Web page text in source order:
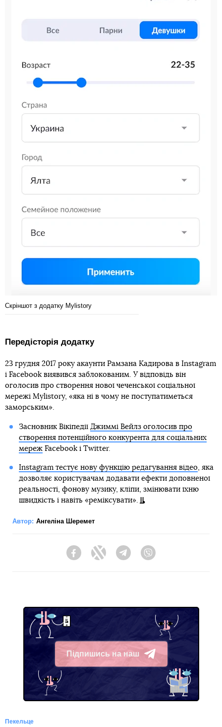
Скріншот з додатку Mylistory
Передісторія додатку
23 грудня 2017 року акаунти Рамзана Кадирова в Instagram
і Facebook виявився заблокованим. У відповідь він
оголосив про створення нової чеченської соціальної
мережі Mylistory, «яка ні в чому не поступатиметься
заморським».
Засновник Вікіпедії Джиммі Вейлз оголосив про
створення потенційного конкурента для соціальних
мережFacebook і Twitter.
Instagram тестує нову функцію редагування відео, яка
дозволяє користувачам додавати ефекти доповненої
реальності, фонову музику, кліпи, змінювати їхню
швидкість і навіть «реміксувати».
Автор: Ангеліна Шеремет
FacebookTwitter Telegram
Підпишись на наш
Telegram
Пекельце